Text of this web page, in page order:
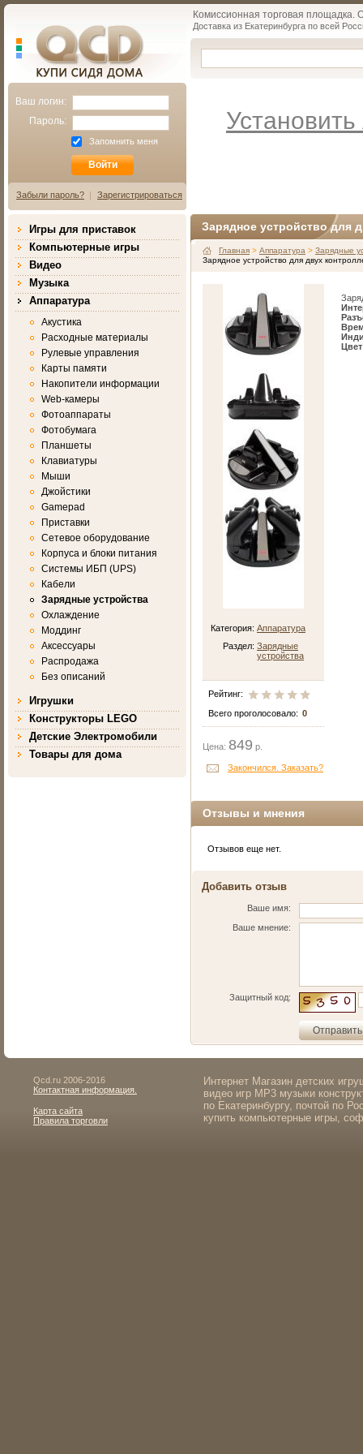
Qcd.ru
КУПИ СИДЯ ДОМА
Ваш логин:
Пароль:
Запомнить меня
Забыли пароль? Зарегистрироваться
Комиссионная торговая площадка.
Доставка из Екатеринбурга по всей
Игры для приставок
Компьютерные игры
Видео
Музыка
Аппаратура
Акустика
Расходные материалы
Рулевые управления
Карты памяти
Накопители информации
Web-камеры
Фотоаппараты
Фотобумага
Планшеты
Клавиатуры
Мыши
Джойстики
Gamepad
Приставки
Сетевое оборудование
Корпуса и блоки питания
Системы ИБП (UPS)
Кабели
Зарядные устройства
Охлаждение
Моддинг
Аксессуары
Распродажа
Без описаний
Игрушки
Конструкторы LEGO
Детские Электромобили
Товары для дома
Зарядное устройство для
Главная > Аппаратура > Зарядные
Зарядное устройство для двух
Категория: Аппаратура
Раздел: Зарядные
устройства
Рейтинг:
Всего проголосовало: 0
Цена: 849 р.
Закончился. Заказать?
Отзывы и мнения
Отзывов еще нет.
Добавить отзыв
Ваше имя:
Ваше мнение:
Защитный код:
Qcd.ru 2006-2016
Контактная информация.
Карта сайта
Правила торговли
Интернет Магазин детских
видео игр MP3 музыки
по Екатеринбургу, почтой по
купить компьютерные игры,